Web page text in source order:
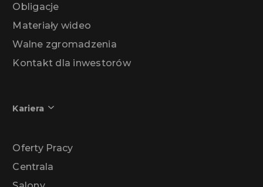
Obligacje
Materiały wideo
Walne zgromadzenia
Kontakt dla inwestorów
Kariera
Oferty Pracy
Centrala